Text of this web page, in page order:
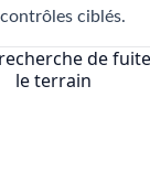
ciblés.